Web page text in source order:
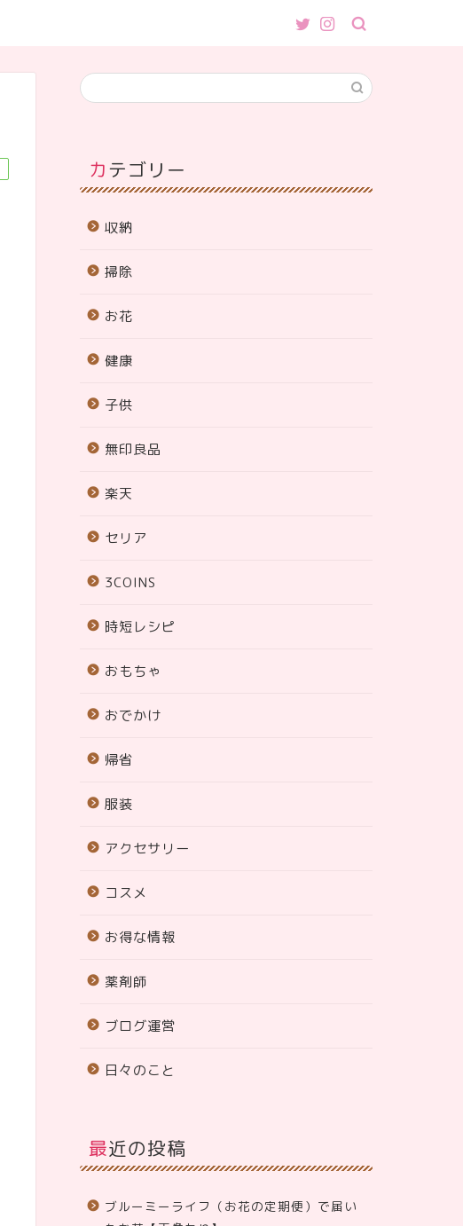
カテゴリー
収納
掃除
お花
健康
子供
無印良品
楽天
セリア
3COINS
時短レシピ
おもちゃ
おでかけ
帰省
服装
アクセサリー
コスメ
お得な情報
薬剤師
ブログ運営
日々のこと
最近の投稿
ブルーミーライフ（お花の定期便）で届い